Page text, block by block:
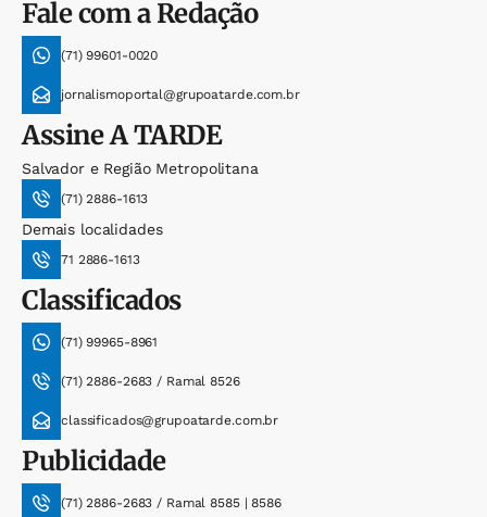
Fale com a Redação
(71) 99601-0020
jornalismoportal@grupoatarde.com.br
AssineA TARDE
Salvador e Região Metropolitana
(71) 2886-1613
Demais localidades
71 2886-1613
Classificados
(71) 99965-8961
(71) 2886-2683 / Ramal 8526
classificados@grupoatarde.com.br
Publicidade
(71) 2886-2683 / Ramal 8585 | 8586